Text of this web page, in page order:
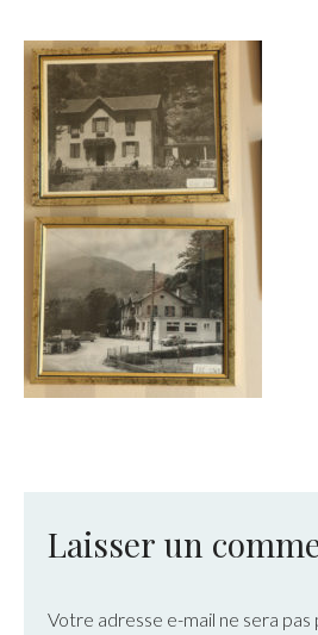
Laisser un
Votre adresse e-mail ne sera pas